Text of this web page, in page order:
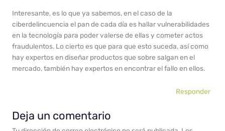
Interesante, es lo que ya sabemos, en el caso de la
ciberdelincuencia el pan de cada día es hallar vulnerabilidades
en la tecnología para poder valerse de ellas y cometer actos
fraudulentos. Lo cierto es que para que esto suceda, así como
hay expertos en diseñar productos que sobre salgan en el
mercado, también hay expertos en encontrar el fallo en ellos.
Responder
Deja un comentario